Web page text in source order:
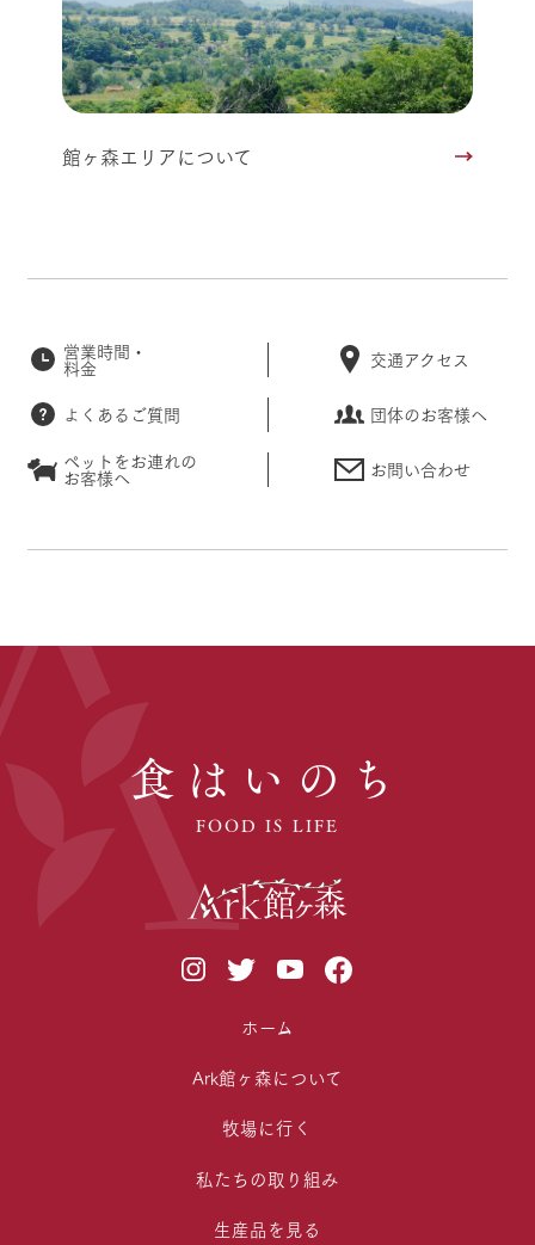
館ヶ森エリアについて
営業時間・
料金 交通アクセス
よくあるご質問
団体のお客様へ
ペットをお連れの
お客様へ お問い合わせ
食はいのち
FOOD IS LIFE
ホーム
Ark館ヶ森について
牧場に行く
私たちの取り組み
生産品を見る